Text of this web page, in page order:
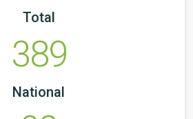
Total
389
National